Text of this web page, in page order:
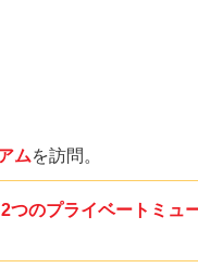
ムを訪問。
2つのプライベートミュ